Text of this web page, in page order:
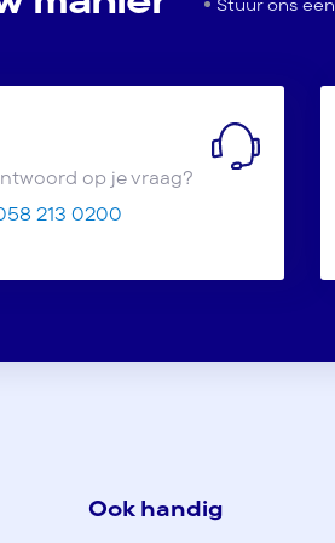
Stuur ons een
op je vraag?
213 0200
Ook handig